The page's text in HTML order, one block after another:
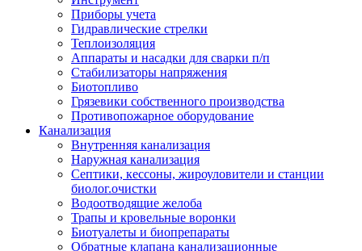
Приборы учета
Гидравлические стрелки
Теплоизоляция
Аппараты и насадки для сварки п/п
Стабилизаторы напряжения
Биотопливо
Грязевики собственного производства
Противопожарное оборудование
Канализация
Внутренняя канализация
Наружная канализация
Септики, кессоны, жироуловители и станции
биолог.очистки
Водоотводящие желоба
Трапы и кровельные воронки
Биотуалеты и биопрепараты
Обратные клапана канализационные